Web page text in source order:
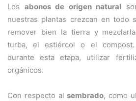
Los abonos de origen natural
nuestras plantas crezcan en todo
remover bien la tierra y
turba, el estiércol o el compost.
durante esta etapa, utilizar
orgánicos.
Con respecto al sembrado, como